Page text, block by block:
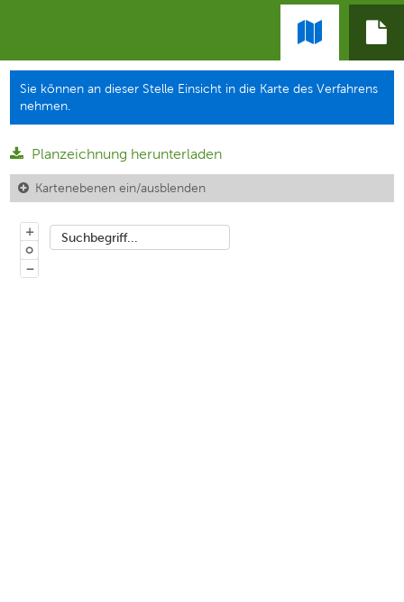
Sie können an dieser Stelle Einsicht in die Karte des Verfahrens
nehmen.
Planzeichnung herunterladen
Kartenebenen ein/ausblenden
Suchbegriff...
+
o
−